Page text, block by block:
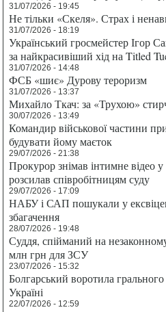
31/07/2026 - 19:45
Не тільки «Скеля». Страх і
31/07/2026 - 18:19
Український гросмейстер Ігор
за найкрасивіший хід на Titled
31/07/2026 - 14:48
ФСБ «шиє» Дурову тероризм
31/07/2026 - 13:37
Михайло Ткач: за «Трухою»
30/07/2026 - 13:49
Командир військової частини
будувати йому маєток
29/07/2026 - 21:38
Прокурор знімав інтимне відео у
розсилав співробітницям суду
29/07/2026 - 17:09
НАБУ і САП пошукали у
збагачення
28/07/2026 - 19:48
Суддя, спійманий на
млн грн для ЗСУ
23/07/2026 - 15:32
Болгарський воротила грального
Україні
22/07/2026 - 12:59